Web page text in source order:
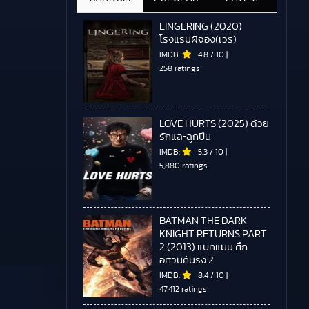
LINGERING (2020)
โรงแรมผีจอง(เวร)
IMDB: 4.8 / 10 |
258 ratings
LOVE HURTS (2025) ด้วย
รักและลูกปืน
IMDB: 5.3 / 10 |
5,880 ratings
BATMAN THE DARK
KNIGHT RETURNS PART
2 (2013) แบทแมน ศึก
อัศวินคืนรัง 2
IMDB: 8.4 / 10 |
47,412 ratings